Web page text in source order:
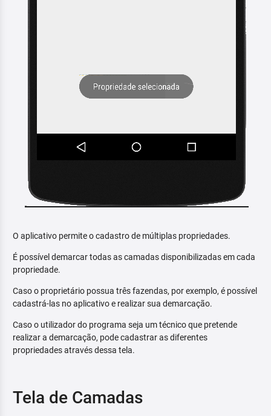
O aplicativo permite o cadastro de múltiplas propriedades.
É possível demarcar todas as camadas disponibilizadas em cada
propriedade.
Caso o proprietário possua três fazendas, por exemplo, é possível
cadastrá-las no aplicativo e realizar sua demarcação.
Caso o utilizador do programa seja um técnico que pretende
realizar a demarcação, pode cadastrar as diferentes
propriedades através dessa tela.
Tela de Camadas